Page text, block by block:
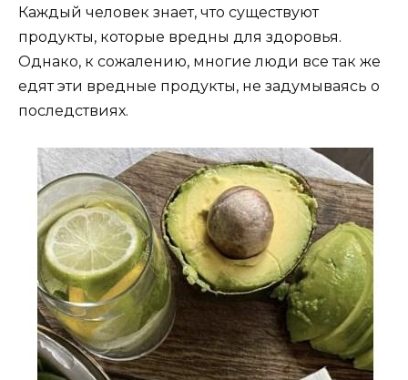
Каждый человек знает, что существуют
продукты, которые вредны для здоровья.
Однако, к сожалению, многие люди все так же
едят эти вредные продукты, не задумываясь о
последствиях.